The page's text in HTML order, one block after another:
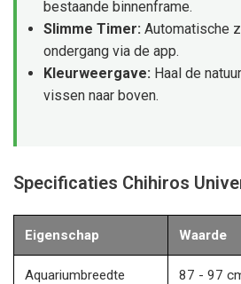
bestaande binnenframe.
Slimme Timer: Automatische
ondergang via de app.
Kleurweergave: Haal de
vissen naar boven.
Specificaties Chihiros
Eigenschap Waarde
Aquariumbreedte 87 - 97